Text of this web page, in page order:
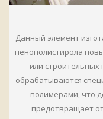
Данный элемент
пенополистирола
или
обрабатываются
полимерами, что
предотвращает